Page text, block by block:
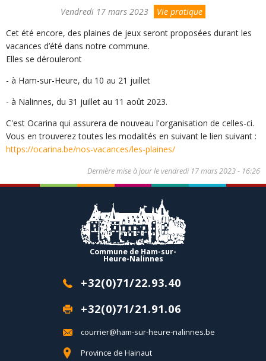
Vendredi 17 mars 2023
Vie pratique
Cet été encore, des plaines de jeux seront proposées durant les
vacances d’été dans notre commune.
Elles se dérouleront
- à Ham-sur-Heure, du 10 au 21 juillet
- à Nalinnes, du 31 juillet au 11 août 2023.
C'est Ocarina qui assurera de nouveau l'organisation de celles-ci.
Vous en trouverez toutes les modalités en suivant le lien suivant :
https://ocarina.be/nos-vacances/les-plaines/
Dernière mise à jour levendredi 17 mars 2023 - 16:26
Commune de Ham-sur-
Heure-Nalinnes
+32(0)71/22.93.40
+32(0)71/21.91.06
courrier@ham-sur-heure-nalinnes.be
Province de Hainaut